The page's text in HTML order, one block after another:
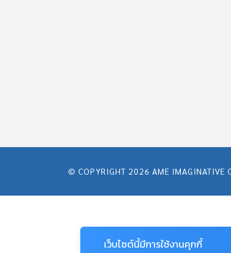
© COPYRIGHT 2026 AME IMAGINATIVE
เว็บไซต์นี้มีการใช้งานคุกกี้